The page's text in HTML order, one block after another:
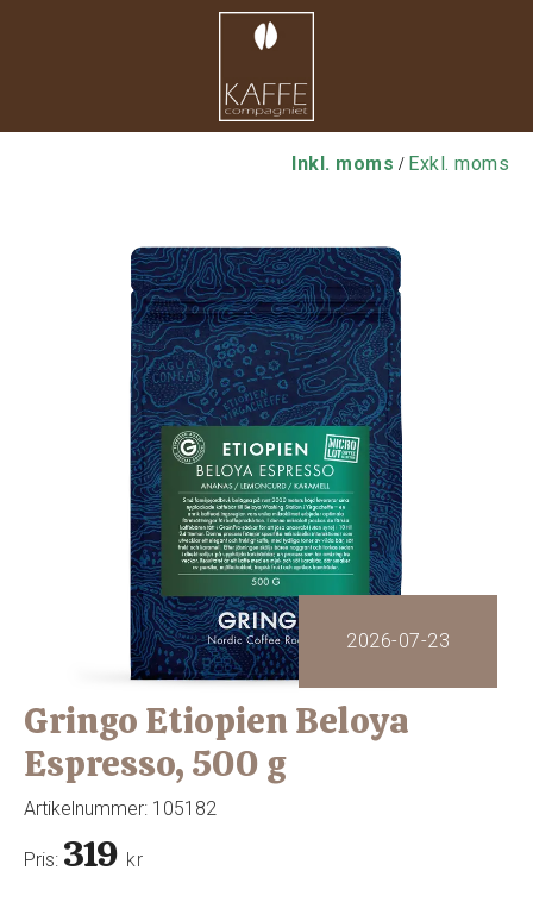
Inkl. moms / Exkl. moms
2026-07-23
Gringo Etiopien Beloya
Espresso, 500 g
Artikelnummer: 105182
Pris: 319 kr